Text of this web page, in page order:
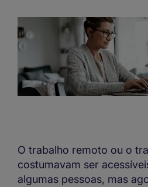
O trabalho remoto ou o
costumavam ser
algumas pessoas, mas